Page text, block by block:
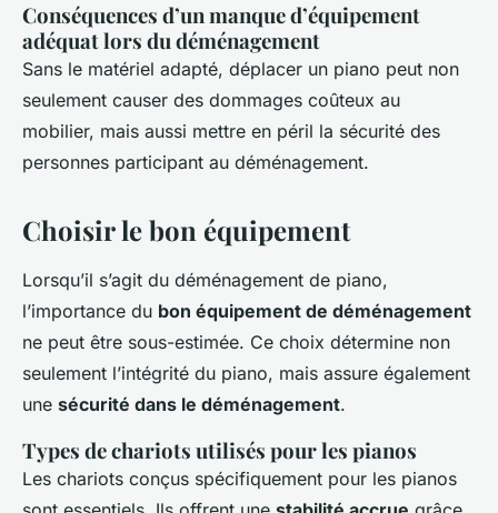
Conséquences d’un manque d’équipement
adéquat lors du déménagement
Sans le matériel adapté, déplacer un piano peut non
seulement causer des dommages coûteux au
mobilier, mais aussi mettre en péril la sécurité des
personnes participant au déménagement.
Choisir le bon équipement
Lorsqu’il s’agit du déménagement de piano,
l’importance du bon équipement de déménagement
ne peut être sous-estimée. Ce choix détermine non
seulement l’intégrité du piano, mais assure également
une sécurité dans le déménagement.
Types de chariots utilisés pour les pianos
Les chariots conçus spécifiquement pour les pianos